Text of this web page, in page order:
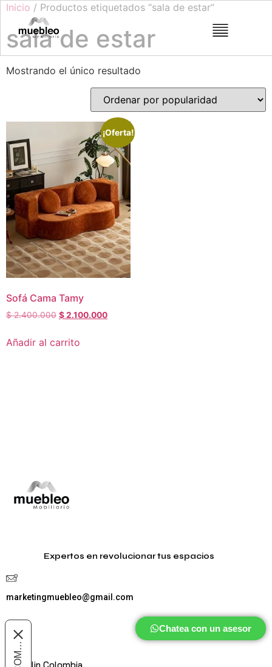
Inicio / Productos etiquetados “sala de estar”
sala de estar
Mostrando el único resultado
¡Oferta!
Sofá Cama Tamy
$2.400.000 $2.100.000
Añadir al carrito
Expertos en revolucionar tus espacios
marketingmuebleo@gmail.com
Chatea con un asesor
Medellin Colombia